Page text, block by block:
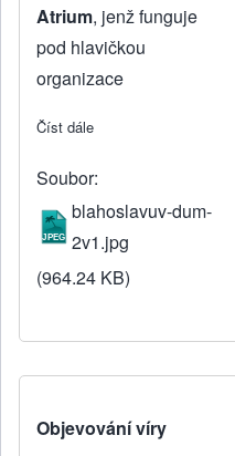
Atrium, jenž funguje
pod hlavičkou
organizace
Číst dále about Hudební
Soubor
blahoslavuv-dum-
2v1.jpg
(964.24 KB)
Objevování víry